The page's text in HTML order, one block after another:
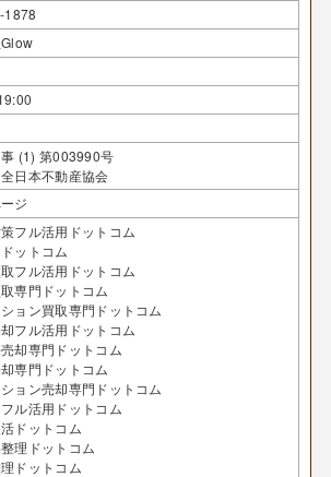
1878
(1) 第003990号
全日本不動産協会
ジ
フル活用ドットコム
ットコム
フル活用ドットコム
専門ドットコム
ョン買取専門ドットコム
フル活用ドットコム
却専門ドットコム
専門ドットコム
ョン売却専門ドットコム
ル活用ドットコム
ドットコム
理ドットコム
ドットコム